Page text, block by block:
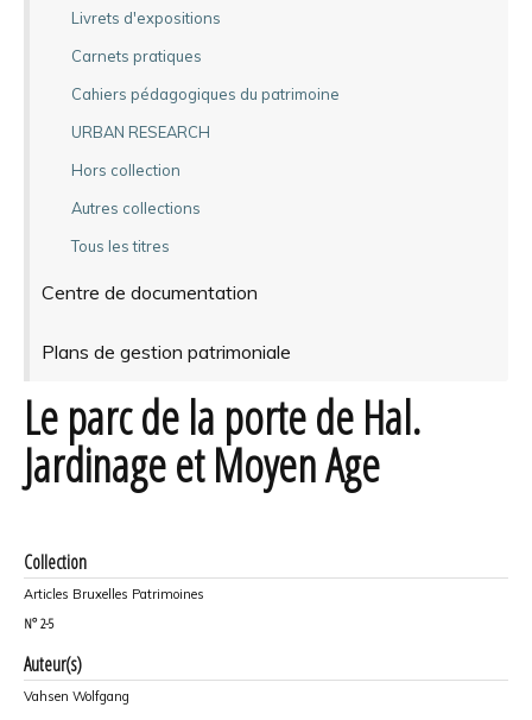
Livrets d'expositions
Carnets pratiques
Cahiers pédagogiques du patrimoine
URBAN RESEARCH
Hors collection
Autres collections
Tous les titres
Centre de documentation
Plans de gestion patrimoniale
Le parc de la porte de Hal.
Jardinage et Moyen Age
Collection
Articles Bruxelles Patrimoines
N° 2-5
Auteur(s)
Vahsen Wolfgang